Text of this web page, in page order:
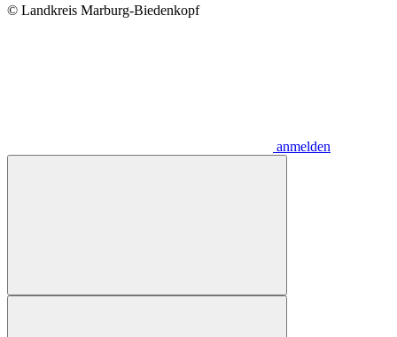
© Landkreis Marburg-Biedenkopf
anmelden